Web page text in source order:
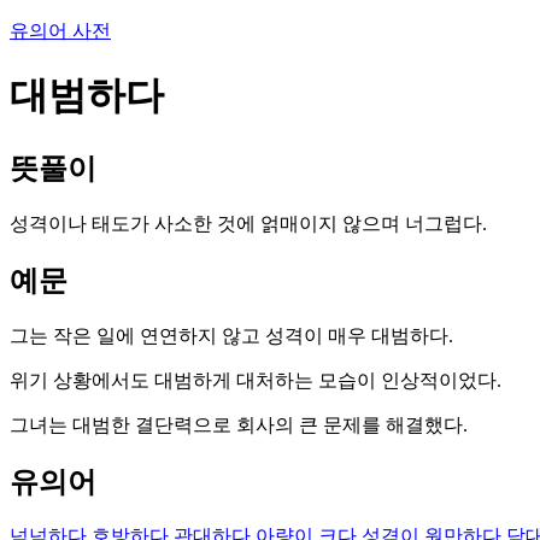
유의어 사전
대범하다
뜻풀이
성격이나 태도가 사소한 것에 얽매이지 않으며 너그럽다.
예문
그는 작은 일에 연연하지 않고 성격이 매우 대범하다.
위기 상황에서도 대범하게 대처하는 모습이 인상적이었다.
그녀는 대범한 결단력으로 회사의 큰 문제를 해결했다.
유의어